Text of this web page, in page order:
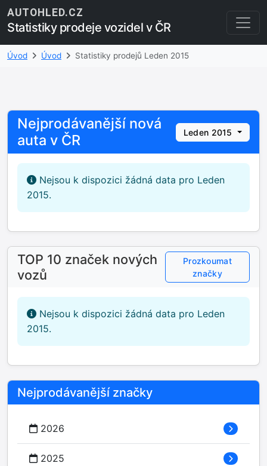
AUTOHLED.CZ
Statistiky prodeje vozidel v ČR
Úvod Úvod Statistiky prodejů Leden 2015
Nejprodávanější nová
auta v ČR
Leden 2015
Nejsou k dispozici žádná data pro Leden
2015.
TOP 10 značek nových
vozů
Prozkoumat
značky
Nejsou k dispozici žádná data pro Leden
2015.
Nejprodávanější značky
2026
2025